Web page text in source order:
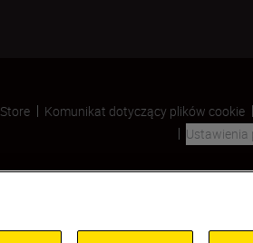
Komunikat dotyczący plików cookie
Ustawienia